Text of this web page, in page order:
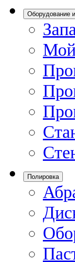
Оборудование
Полировка